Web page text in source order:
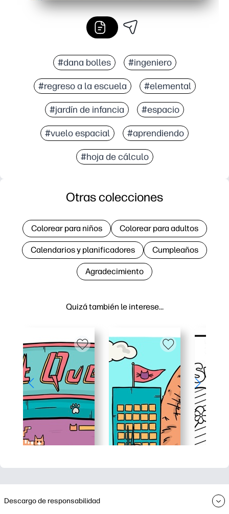
#dana bolles #ingeniero
#regreso a la escuela #elemental
#jardín de infancia #espacio
#vuelo espacial #aprendiendo
#hoja de cálculo
Quizá también le interese…
Otras colecciones
Colorear para niños Colorear para adultos
Calendarios y planificadores Cumpleaños
Agradecimiento
Descargo de responsabilidad